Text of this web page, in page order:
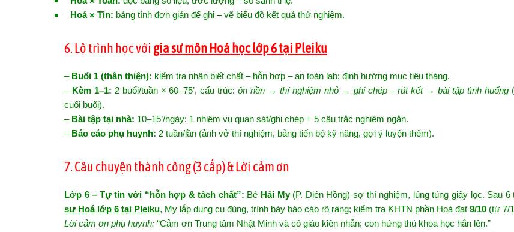
Hoá × Tin: bảng tính đơn giản để ghi – vẽ biểu đồ kết quả thử nghiệm.
6. Lộ trình học với gia sư môn Hoá học lớp 6 tại Pleiku
– Buổi 1 (thân thiện): kiểm tra nhận biết chất – hỗn hợp – an toàn lab; định hướng mục tiêu tháng.
– Kèm 1–1: 2 buổi/tuần × 60–75’, cấu trúc:ôn nền → thí nghiệm nhỏ → ghi chép – rút kết → bài tập tình huống
cuối buổi).
– Bài tập tại nhà: 10–15’/ngày: 1 nhiệm vụ quan sát/ghi chép + 5 câu trắc nghiệm ngắn.
– Báo cáo phụ huynh: 2 tuần/lần (ảnh vở thí nghiệm, bảng tiến bộ kỹ năng, gợi ý luyện thêm).
7. Câu chuyện thành công (3 cấp) & Lời cảm ơn
Lớp 6 – Tự tin với “hỗn hợp & tách chất”: Bé Hải My(P. Diên Hồng) sợ thí nghiệm, lúng túng giấy lọc. Sau 6
sư Hoá lớp 6 tại Pleiku, My lắp dụng cụ đúng, trình bày báo cáo rõ ràng; kiểm tra KHTN phần Hoá đạt 9/10 (từ 7/
Lời cảm ơn phụ huynh: “Cảm ơn Trung tâm Nhật Minh và cô giáo kiên nhẫn; con hứng thú khoa học hẳn lên.”